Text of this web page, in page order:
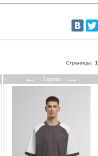
Страницы: 1
←2 цвета→